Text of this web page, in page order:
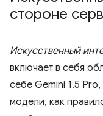
стороне
Искусственный
включает в себя
себе Gemini 1.5
модели, как